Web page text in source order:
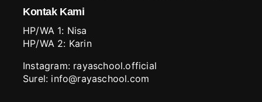
Kontak Kami
HP/WA 1: Nisa
HP/WA 2: Karin
Instagram: rayaschool.official
Surel: info@rayaschool.com